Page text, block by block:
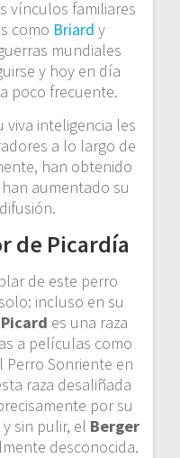
vínculos familiares
como Briard y
mundiales
y hoy en día
poco frecuente.
viva inteligencia les
a lo largo de
han obtenido
aumentado su
de Picardía
de este perro
incluso en su
es una raza
a películas como
Perro Sonriente en
raza desaliñada
por su
sin pulir, el Berger
desconocida.